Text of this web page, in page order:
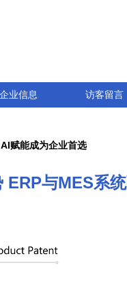
企业信息 访客留言
赋能成为企业首选
ERP与MES系